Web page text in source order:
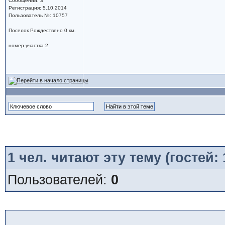
Регистрация: 5.10.2014
Пользователь №: 10757
Поселок Рождествено 0 км.
номер участка 2
1чел. читают эту тему
Пользователей: 0